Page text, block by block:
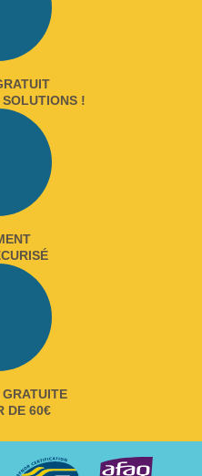
SOLUTIONS !
DE 60€